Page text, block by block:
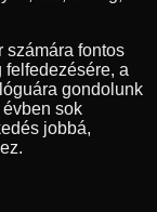
számára fontos
felfedezésére, a
gondolunk
sok
jobbá,